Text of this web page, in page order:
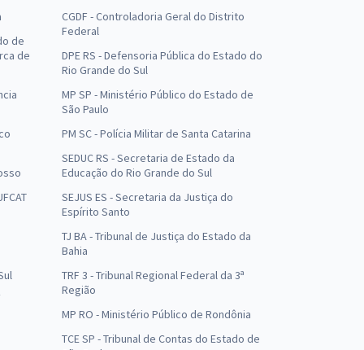
de
de
CGDF - Controladoria Geral do Distrito
Federal
DPE RS - Defensoria Pública do Estado do
Rio Grande do Sul
MP SP - Ministério Público do Estado de
São Paulo
PM SC - Polícia Militar de Santa Catarina
SEDUC RS - Secretaria de Estado da
Educação do Rio Grande do Sul
SEJUS ES - Secretaria da Justiça do
Espírito Santo
TJ BA - Tribunal de Justiça do Estado da
Bahia
TRF 3 - Tribunal Regional Federal da 3ª
Região
MP RO - Ministério Público de Rondônia
TCE SP - Tribunal de Contas do Estado de